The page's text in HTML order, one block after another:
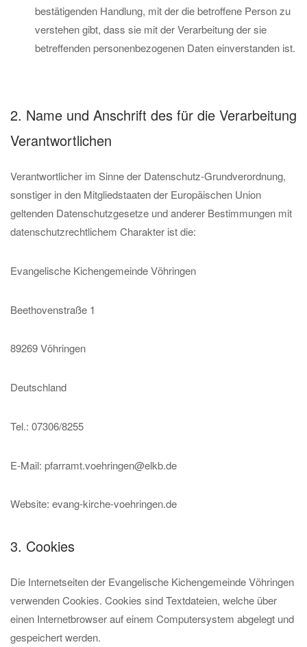
bestätigenden Handlung, mit der die betroffene Person zu
verstehen gibt, dass sie mit der Verarbeitung der sie
betreffenden personenbezogenen Daten einverstanden ist.
2. Name und Anschrift des für die Verarbeitung
Verantwortlichen
Verantwortlicher im Sinne der Datenschutz-Grundverordnung,
sonstiger in den Mitgliedstaaten der Europäischen Union
geltenden Datenschutzgesetze und anderer Bestimmungen mit
datenschutzrechtlichem Charakter ist die:
Evangelische Kichengemeinde Vöhringen
Beethovenstraße 1
89269 Vöhringen
Deutschland
Tel.: 07306/8255
E-Mail: pfarramt.voehringen@elkb.de
Website: evang-kirche-voehringen.de
3. Cookies
Die Internetseiten der Evangelische Kichengemeinde Vöhringen
verwenden Cookies. Cookies sind Textdateien, welche über
einen Internetbrowser auf einem Computersystem abgelegt und
gespeichert werden.